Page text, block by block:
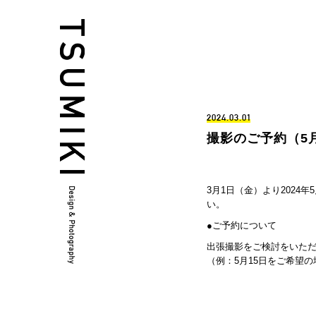
2024.03.01
撮影のご予約（5
3月1日（金）より2024年
い。
●ご予約について
出張撮影をご検討をいた
（例：5月15日をご希望